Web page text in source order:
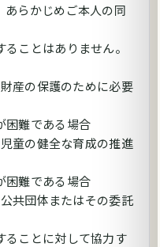
あらかじめご本人の同
ことはありません。
産の保護のために必要
困難である場合
童の健全な育成の推進
困難である場合
共団体またはその委託
ることに対して協力す